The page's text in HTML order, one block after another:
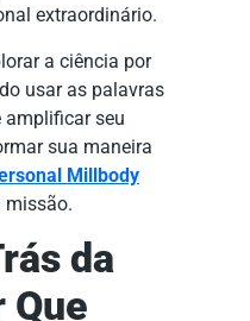
extraordinário.
a ciência por
usar as palavras
amplificar seu
sua maneira
Millbody
missão.
da
Que